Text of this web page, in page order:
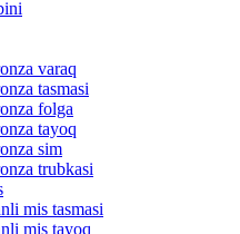
varaq
tasmasi
folga
tayoq
sim
trubkasi
mis tasmasi
mis tayoq